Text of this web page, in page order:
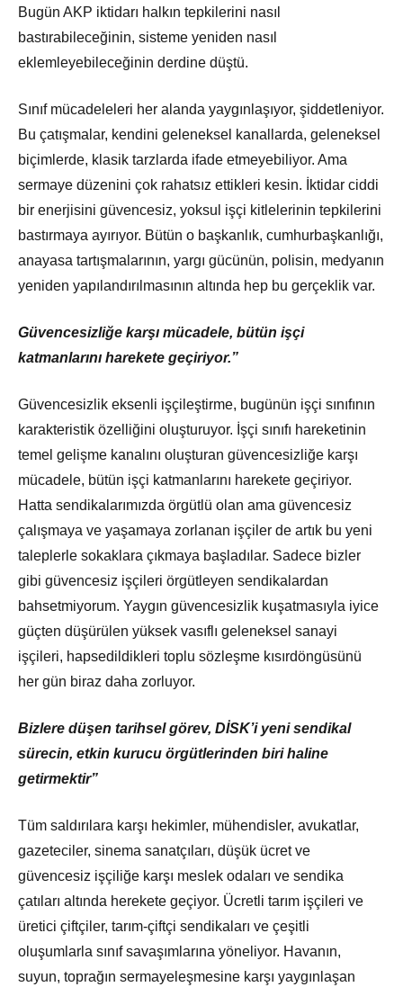
Bugün AKP iktidarı halkın tepkilerini nasıl
bastırabileceğinin, sisteme yeniden nasıl
eklemleyebileceğinin derdine düştü.
Sınıf mücadeleleri her alanda yaygınlaşıyor, şiddetleniyor.
Bu çatışmalar, kendini geleneksel kanallarda, geleneksel
biçimlerde, klasik tarzlarda ifade etmeyebiliyor. Ama
sermaye düzenini çok rahatsız ettikleri kesin. İktidar ciddi
bir enerjisini güvencesiz, yoksul işçi kitlelerinin tepkilerini
bastırmaya ayırıyor. Bütün o başkanlık, cumhurbaşkanlığı,
anayasa tartışmalarının, yargı gücünün, polisin, medyanın
yeniden yapılandırılmasının altında hep bu gerçeklik var.
Güvencesizliğe karşı mücadele, bütün işçi
katmanlarını harekete geçiriyor.”
Güvencesizlik eksenli işçileştirme, bugünün işçi sınıfının
karakteristik özelliğini oluşturuyor. İşçi sınıfı hareketinin
temel gelişme kanalını oluşturan güvencesizliğe karşı
mücadele, bütün işçi katmanlarını harekete geçiriyor.
Hatta sendikalarımızda örgütlü olan ama güvencesiz
çalışmaya ve yaşamaya zorlanan işçiler de artık bu yeni
taleplerle sokaklara çıkmaya başladılar. Sadece bizler
gibi güvencesiz işçileri örgütleyen sendikalardan
bahsetmiyorum. Yaygın güvencesizlik kuşatmasıyla iyice
güçten düşürülen yüksek vasıflı geleneksel sanayi
işçileri, hapsedildikleri toplu sözleşme kısırdöngüsünü
her gün biraz daha zorluyor.
Bizlere düşen tarihsel görev, DİSK’i yeni sendikal
sürecin, etkin kurucu örgütlerinden biri haline
getirmektir”
Tüm saldırılara karşı hekimler, mühendisler, avukatlar,
gazeteciler, sinema sanatçıları, düşük ücret ve
güvencesiz işçiliğe karşı meslek odaları ve sendika
çatıları altında herekete geçiyor. Ücretli tarım işçileri ve
üretici çiftçiler, tarım-çiftçi sendikaları ve çeşitli
oluşumlarla sınıf savaşımlarına yöneliyor. Havanın,
suyun, toprağın sermayeleşmesine karşı yaygınlaşan